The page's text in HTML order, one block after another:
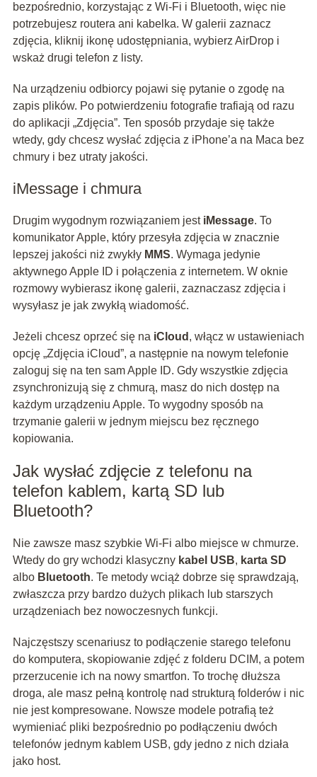
bezpośrednio, korzystając z Wi‑Fi i Bluetooth, więc nie
potrzebujesz routera ani kabelka. W galerii zaznacz
zdjęcia, kliknij ikonę udostępniania, wybierz AirDrop i
wskaż drugi telefon z listy.
Na urządzeniu odbiorcy pojawi się pytanie o zgodę na
zapis plików. Po potwierdzeniu fotografie trafiają od razu
do aplikacji „Zdjęcia”. Ten sposób przydaje się także
wtedy, gdy chcesz wysłać zdjęcia z iPhone’a na Maca bez
chmury i bez utraty jakości.
iMessage i chmura
Drugim wygodnym rozwiązaniem jest iMessage. To
komunikator Apple, który przesyła zdjęcia w znacznie
lepszej jakości niż zwykły MMS. Wymaga jedynie
aktywnego Apple ID i połączenia z internetem. W oknie
rozmowy wybierasz ikonę galerii, zaznaczasz zdjęcia i
wysyłasz je jak zwykłą wiadomość.
Jeżeli chcesz oprzeć się na iCloud , włącz w ustawieniach
opcję „Zdjęcia iCloud”, a następnie na nowym telefonie
zaloguj się na ten sam Apple ID. Gdy wszystkie zdjęcia
zsynchronizują się z chmurą, masz do nich dostęp na
każdym urządzeniu Apple. To wygodny sposób na
trzymanie galerii w jednym miejscu bez ręcznego
kopiowania.
Jak wysłać zdjęcie z telefonu na
telefon kablem, kartą SD lub
Bluetooth?
Nie zawsze masz szybkie Wi‑Fi albo miejsce w chmurze.
Wtedy do gry wchodzi klasyczny kabel USB, karta SD
albo Bluetooth. Te metody wciąż dobrze się sprawdzają,
zwłaszcza przy bardzo dużych plikach lub starszych
urządzeniach bez nowoczesnych funkcji.
Najczęstszy scenariusz to podłączenie starego telefonu
do komputera, skopiowanie zdjęć z folderu DCIM, a potem
przerzucenie ich na nowy smartfon. To trochę dłuższa
droga, ale masz pełną kontrolę nad strukturą folderów i nic
nie jest kompresowane. Nowsze modele potrafią też
wymieniać pliki bezpośrednio po podłączeniu dwóch
telefonów jednym kablem USB, gdy jedno z nich działa
jako host.